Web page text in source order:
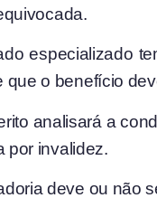
especializado
o benefício
analisará a
por invalidez.
deve ou não